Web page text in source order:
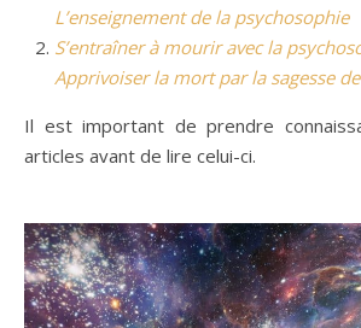
L’enseignement de la psychosophie
S’entraîner à mourir avec la
Apprivoiser la mort par la sagesse
Il est important de prendre
articles avant de lire celui-ci.